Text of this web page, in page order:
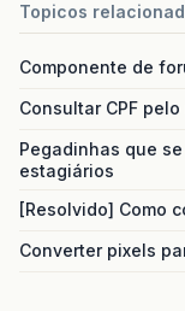
Topicos
Componente de
Consultar CPF
Pegadinhas que
estagiários
[Resolvido] Como
Converter pixels